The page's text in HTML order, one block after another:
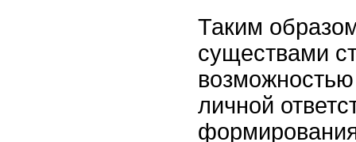
Таким
существами
личной